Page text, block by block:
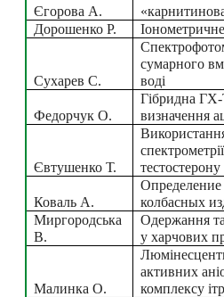
Єгорова А.
Дорошенко Р.
Сухарев С.
сумарного
воді
Федорчук О.
Гібридна
визначення
Євтушенко Т.
тестостерону
Коваль А.
Определение
колбасных
Миргородська
В.
Одержання
у харчових
Малинка О.
активних
комплексу